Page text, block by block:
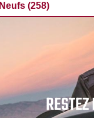
Neufs (258)